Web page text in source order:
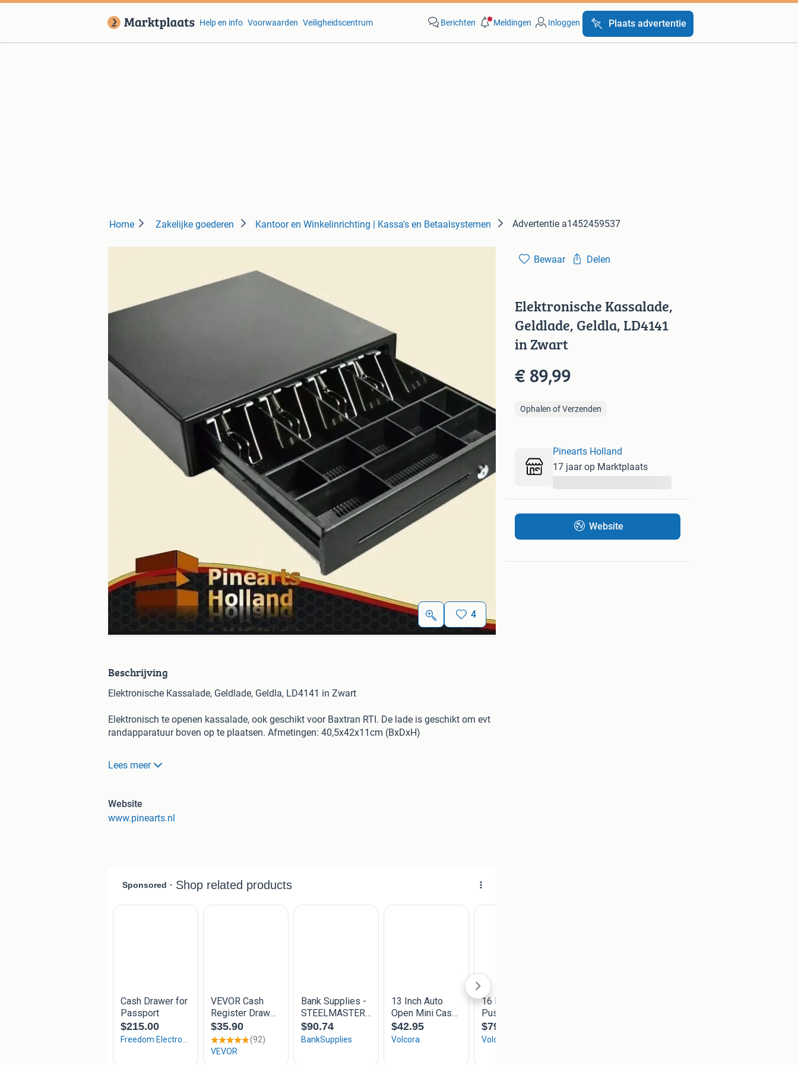
Help en info Voorwaarden Veiligheidscentrum Berichten Meldingen Inloggen Plaats advertentie
Home Zakelijke goederen Kantoor en Winkelinrichting | Kassa's en Betaalsystemen Advertentie a1452459537
4
Beschrijving
Elektronische Kassalade, Geldlade, Geldla, LD4141 in Zwart
Elektronisch te openen kassalade, ook geschikt voor Baxtran RTI. De lade is geschikt om evt
randapparatuur boven op te plaatsen. Afmetingen: 40,5x42x11cm (BxDxH)
Metalen kassalade in zwart waardoor deze perfect past bij uw andere apparatuur. Voorzien
van vakken voor papiergeld en separaat uitneembare muntgeld verdeelbak. Deze kassala
aansluiting kan deze ook gebruikt worden in combinatie met andere apparatuur. De lade is
een kluis. De lade is geschikt om evt randapparatuur boven op te plaatsen. Afmetingen:
Pinearts Holland is een bedrijf dat zich van
beschikken over de capaciteit om uw bestelling direct
te verwerken, de levering duurt slechts 1 dag!
Ook palletzendingen heeft u binnen enkele dagen in huis.
Onze online winkel www.pinearts.nl beschikt over de
hoogste niveau beveiliging, zo is de site SSL gecertificeerd
en voorzien van het beste webshopkeurmerk, uw bestelling
Lees meer
Website
www.pinearts.nl
Bewaar Delen
Elektronische Kassalade,
Geldlade, Geldla, LD4141
in Zwart
€ 89,99
Ophalen of Verzenden
Pinearts Holland
17 jaar op Marktplaats
Website